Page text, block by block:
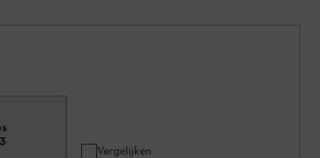
Vergelijken